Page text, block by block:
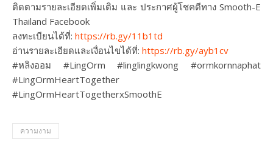
ติดตามรายละเอียดเพิ่มเติม และ ประกาศผู้โชคดีทาง Smooth-E
Thailand Facebook
ลงทะเบียนได้ที่: https://rb.gy/11b1td
อ่านรายละเอียดและเงื่อนไขได้ที่: https://rb.gy/ayb1cv
#หลิงออม #LingOrm #linglingkwong #ormkornnaphat
#LingOrmHeartTogether
#LingOrmHeartTogetherxSmoothE
ความงาม